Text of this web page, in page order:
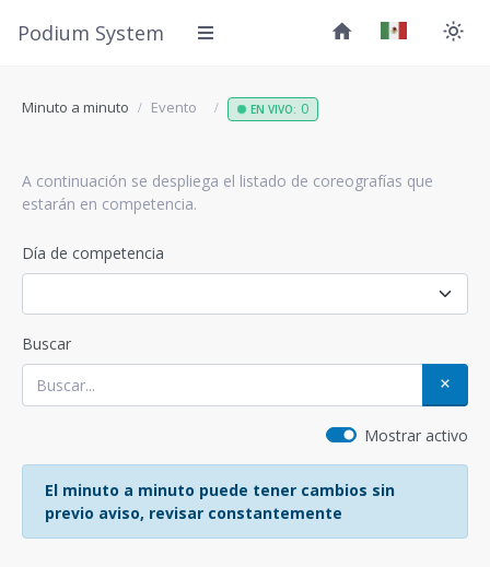
Podium System
Minuto a minuto Evento EN VIVO: 0
A continuación se despliega el listado de coreografías que
estarán en competencia.
Día de competencia
Buscar
Mostrar activo
El minuto a minuto puede tener cambios sin
previo aviso, revisar constantemente